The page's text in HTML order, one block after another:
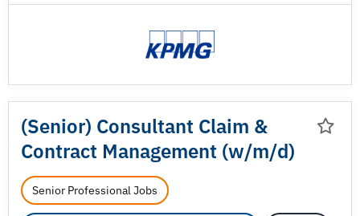
(Senior) Consultant Claim &
Contract Management (w/m/d)
Senior Professional Jobs